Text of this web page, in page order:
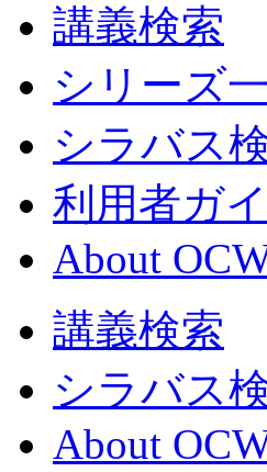
講義検索
シリーズ
シラバス
利用者ガ
About
講義検索
シラバス
About